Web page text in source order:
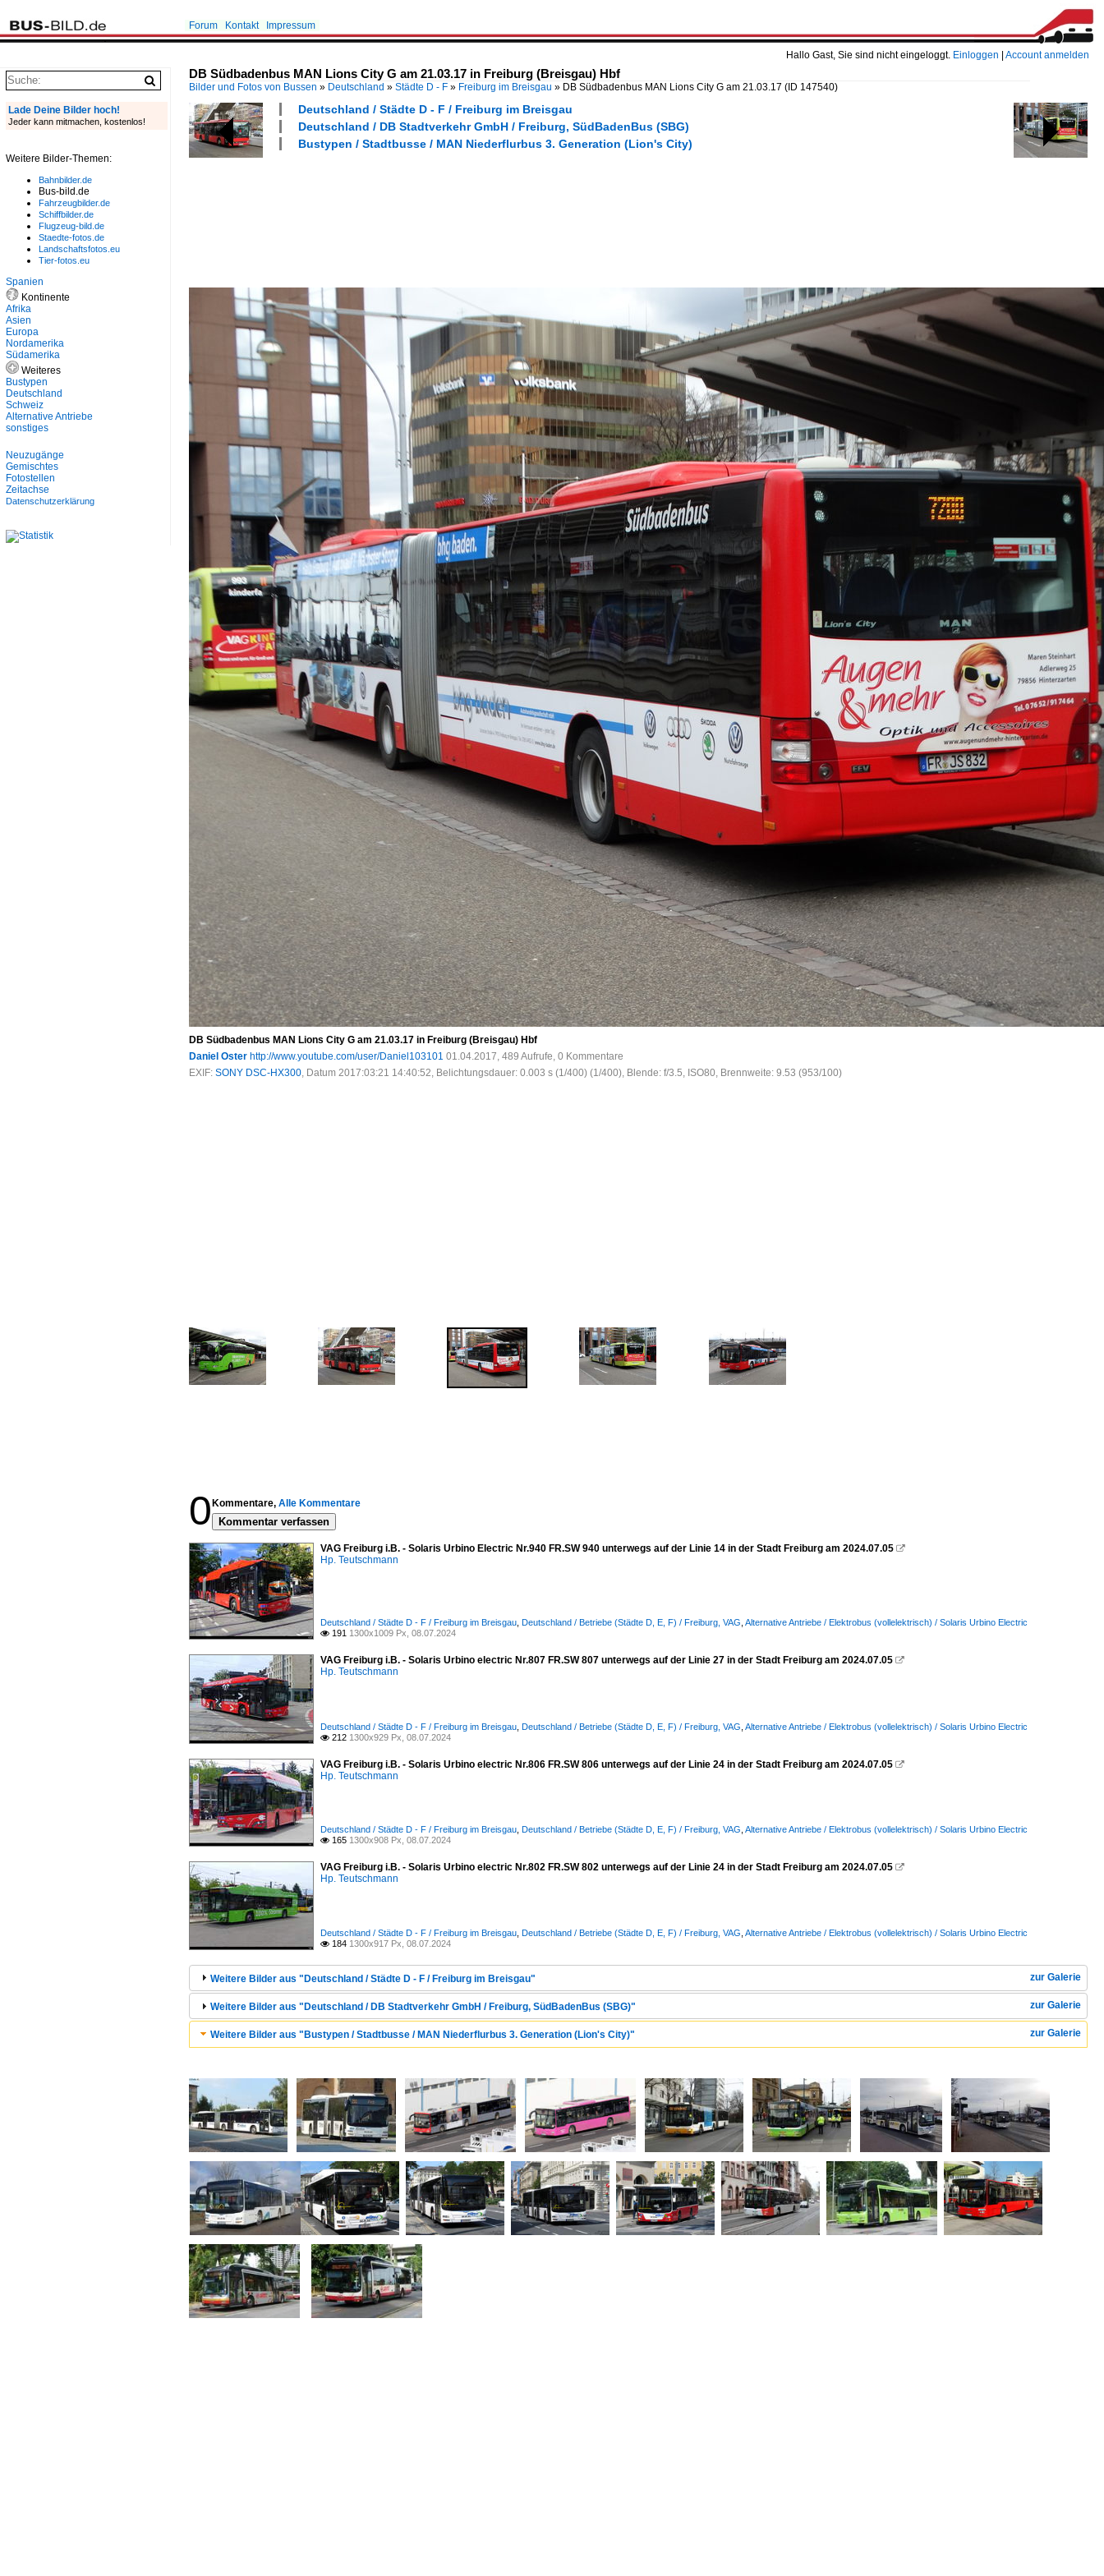
Hallo Gast, Sie sind nicht eingeloggt. Einloggen Account anmelden
Forum Kontakt Impressum
DB Südbadenbus MAN Lions City G am 21.03.17 in Freiburg (Breisgau) Hbf
Bilder und Fotos von Bussen » Deutschland » Städte D - F » Freiburg im Breisgau » DB Südbadenbus MAN Lions City G am 21.03.17 (ID 147540)
Deutschland / Städte D - F / Freiburg im Breisgau
Deutschland / DB Stadtverkehr GmbH / Freiburg, SüdBadenBus (SBG)
Bustypen / Stadtbusse / MAN Niederflurbus 3. Generation (Lion's City)
DB Südbadenbus MAN Lions City G am 21.03.17 in Freiburg (Breisgau) Hbf
Daniel Oster http://www.youtube.com/user/Daniel103101 01.04.2017, 489 Aufrufe, 0 Kommentare
EXIF: SONY DSC-HX300, Datum 2017:03:21 14:40:52, Belichtungsdauer: 0.003 s (1/400) (1/400), Blende: f/3.5, ISO80, Brennweite: 9.53 (953/100)
0 Kommentare, Alle Kommentare
Kommentar verfassen
VAG Freiburg i.B. - Solaris Urbino Electric Nr.940 FR.SW 940 unterwegs auf der Linie 14 in der Stadt Freiburg am 2024.07.05 
Hp. Teutschmann
Deutschland / Städte D - F / Freiburg im Breisgau Deutschland / Betriebe (Städte D, E, F) / Freiburg, VAG Alternative Antriebe / Elektrobus (vollelektrisch) / Solaris Urbino Electric
 191 1300x1009 Px, 08.07.2024
VAG Freiburg i.B. - Solaris Urbino electric Nr.807 FR.SW 807 unterwegs auf der Linie 27 in der Stadt Freiburg am 2024.07.05 
Hp. Teutschmann
Deutschland / Städte D - F / Freiburg im Breisgau Deutschland / Betriebe (Städte D, E, F) / Freiburg, VAG Alternative Antriebe / Elektrobus (vollelektrisch) / Solaris Urbino Electric
 212 1300x929 Px, 08.07.2024
VAG Freiburg i.B. - Solaris Urbino electric Nr.806 FR.SW 806 unterwegs auf der Linie 24 in der Stadt Freiburg am 2024.07.05 
Hp. Teutschmann
Deutschland / Städte D - F / Freiburg im Breisgau Deutschland / Betriebe (Städte D, E, F) / Freiburg, VAG Alternative Antriebe / Elektrobus (vollelektrisch) / Solaris Urbino Electric
 165 1300x908 Px, 08.07.2024
VAG Freiburg i.B. - Solaris Urbino electric Nr.802 FR.SW 802 unterwegs auf der Linie 24 in der Stadt Freiburg am 2024.07.05 
Hp. Teutschmann
Deutschland / Städte D - F / Freiburg im Breisgau Deutschland / Betriebe (Städte D, E, F) / Freiburg, VAG Alternative Antriebe / Elektrobus (vollelektrisch) / Solaris Urbino Electric
 184 1300x917 Px, 08.07.2024
zur Galerie
Weitere Bilder aus "Deutschland / Städte D - F / Freiburg im Breisgau"
zur Galerie
Weitere Bilder aus "Deutschland / DB Stadtverkehr GmbH / Freiburg, SüdBadenBus (SBG)"
zur Galerie
Weitere Bilder aus "Bustypen / Stadtbusse / MAN Niederflurbus 3. Generation (Lion's City)"
Lade Deine Bilder hoch!
Jeder kann mitmachen, kostenlos!
Weitere Bilder-Themen:
Bahnbilder.de
Bus-bild.de
Fahrzeugbilder.de
Schiffbilder.de
Flugzeug-bild.de
Staedte-fotos.de
Landschaftsfotos.eu
Tier-fotos.eu
Spanien
Kontinente
Afrika
Asien
Europa
Nordamerika
Südamerika
Weiteres
Bustypen
Deutschland
Schweiz
Alternative Antriebe
sonstiges
Neuzugänge
Gemischtes
Fotostellen
Zeitachse
Datenschutzerklärung